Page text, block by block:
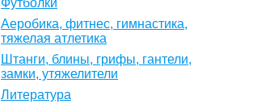
Футболки
Аеробика, фитнес, гимнастика,
тяжелая атлетика
Штанги, блины, грифы, гантели,
замки, утяжелители
Литература